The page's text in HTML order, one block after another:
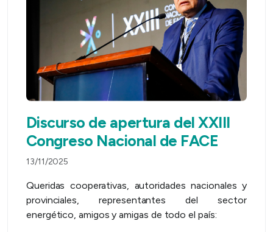
Discurso de apertura del XXIII
Congreso Nacional de FACE
13/11/2025
Queridas cooperativas, autoridades nacionales y
provinciales, representantes del sector
energético, amigos y amigas de todo el país: